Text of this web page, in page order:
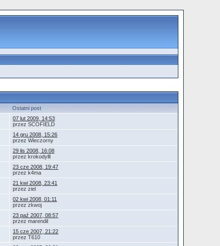
Ostatni post
07 lut 2009, 14:53
przez SCOFIELD
14 gru 2008, 15:26
przez Wieczorny
29 lis 2008, 16:08
przez krokodylll
23 cze 2008, 19:47
przez k4ma
21 kwi 2008, 23:41
przez ziel
02 kwi 2008, 01:11
przez zkwoj
23 paź 2007, 08:57
przez marendil
15 cze 2007, 21:22
przez T610